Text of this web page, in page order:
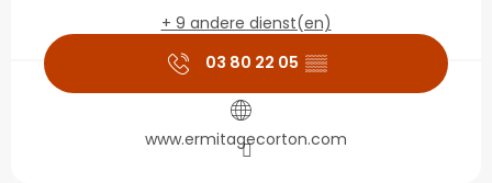
+ 9 andere dienst(en)
03 80 22 05 ▒▒
www.ermitagecorton.com